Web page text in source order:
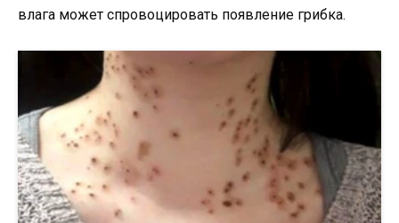
влага может спровоцировать появление грибка.